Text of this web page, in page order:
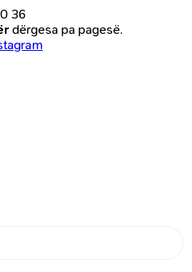
36
dërgesa pa pagesë.